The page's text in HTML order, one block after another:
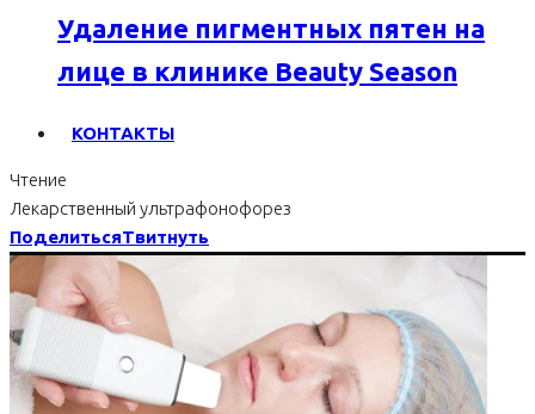
Удаление пигментных пятен на
лице в клинике Beauty Season
КОНТАКТЫ
Чтение
Лекарственный ультрафонофорез
ПоделитьсяТвитнуть